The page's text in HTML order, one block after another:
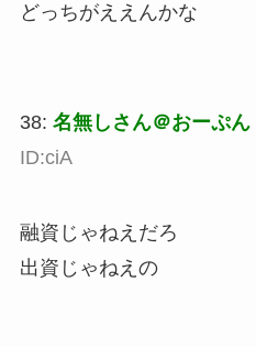
どっちがええんかな
38: 名無しさん＠おーぷん
ID:ciA
融資じゃねえだろ
出資じゃねえの